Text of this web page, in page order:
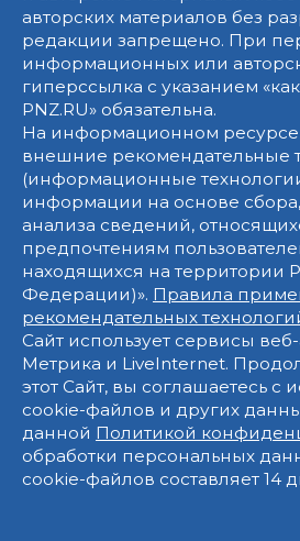
авторских материалов без
редакции запрещено. При
информационных или
гиперссылка с указанием
PNZ.RU» обязательна.
На информационном
внешние рекомендательные
(информационные
информации на основе
анализа сведений,
предпочтениям
находящихся на территории
Федерации)». Правила
рекомендательных
Сайт использует сервисы
Метрика и LiveInternet.
этот Сайт, вы соглашаетесь с
cookie-файлов и других
данной Политикой
обработки персональных
cookie-файлов составляет 14